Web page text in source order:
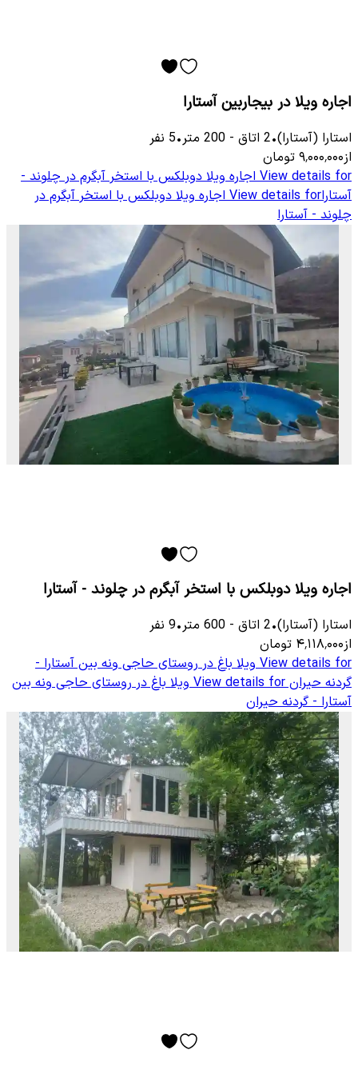
اجاره ویلا در بیجاربین آستارا
استارا (آستارا)•
2 اتاق -
200 متر•
5 نفر
از۹٬۰۰۰٬۰۰۰ تومان
View details for اجاره ویلا دوبلکس با استخر آبگرم در چلوند -
آستاراView details for اجاره ویلا دوبلکس با استخر آبگرم در
چلوند - آستارا
اجاره ویلا دوبلکس با استخر آبگرم در چلوند - آستارا
استارا (آستارا)•
2 اتاق -
600 متر•
9 نفر
از۴٬۱۱۸٬۰۰۰ تومان
View details for ویلا باغ در روستای حاجی ونه بین آستارا -
گردنه حیرانView details for ویلا باغ در روستای حاجی ونه بین
آستارا - گردنه حیران